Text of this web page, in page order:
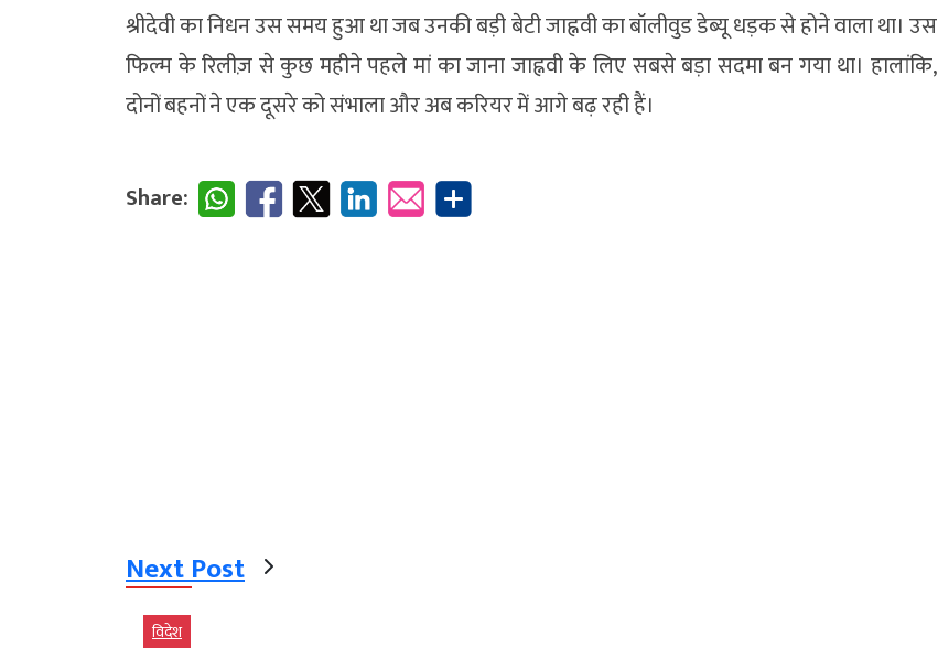
श्रीदेवी का निधन उस समय हुआ था जब उनकी बड़ी बेटी जाह्नवी का बॉलीवुड डेब्यू धड़क से होने वाला था। उस
फिल्म के रिलीज़ से कुछ महीने पहले मां का जाना जाह्नवी के लिए सबसे बड़ा सदमा बन गया था। हालांकि,
दोनों बहनों ने एक दूसरे को संभाला और अब करियर में आगे बढ़ रही हैं।
Share:
Next Post
विदेश